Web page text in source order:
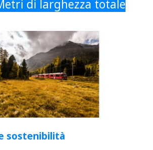
di larghezza totale
sostenibilità